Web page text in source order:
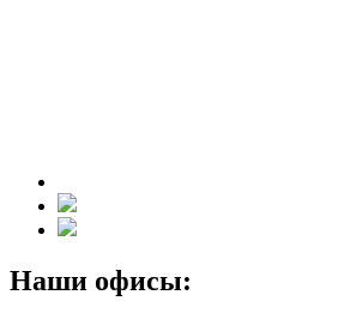
Наши офисы: